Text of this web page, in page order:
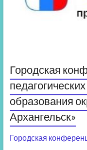
Городская
образования
Архангельск»
Городская